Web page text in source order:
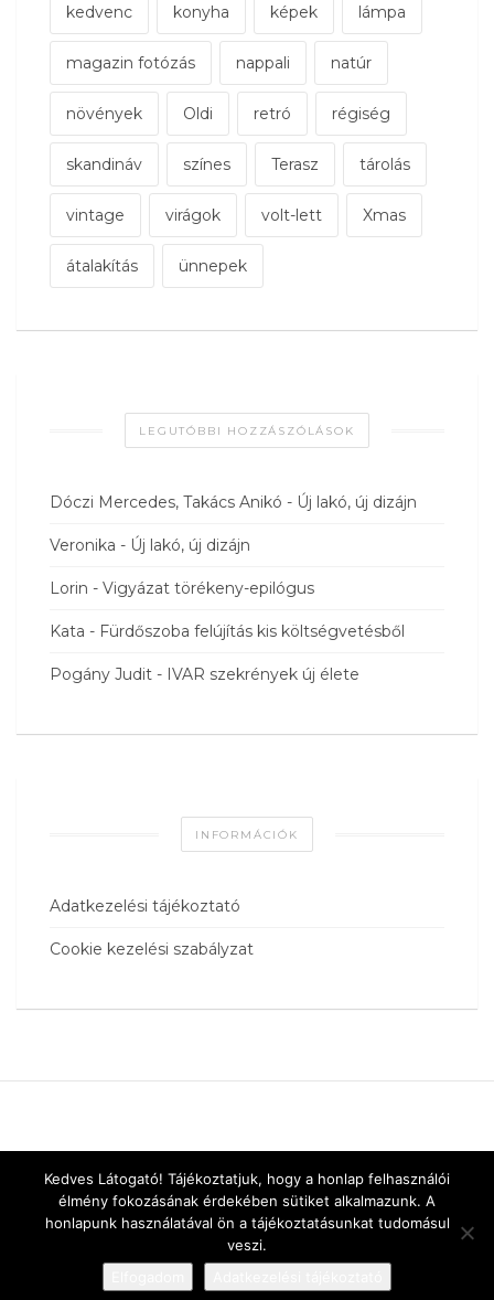
kedvenc konyha képek lámpa
magazin fotózás nappali natúr
növények Oldi retró régiség
skandináv színes Terasz tárolás
vintage virágok volt-lett Xmas
átalakítás ünnepek
LEGUTÓBBI HOZZÁSZÓLÁSOK
Dóczi Mercedes, Takács Anikó - Új lakó, új dizájn
Veronika - Új lakó, új dizájn
Lorin - Vigyázat törékeny-epilógus
Kata - Fürdőszoba felújítás kis költségvetésből
Pogány Judit - IVAR szekrények új élete
INFORMÁCIÓK
Adatkezelési tájékoztató
Cookie kezelési szabályzat
Kedves Látogató! Tájékoztatjuk, hogy a honlap felhasználói
élmény fokozásának érdekében sütiket alkalmazunk. A
honlapunk használatával ön a tájékoztatásunkat tudomásul
veszi.